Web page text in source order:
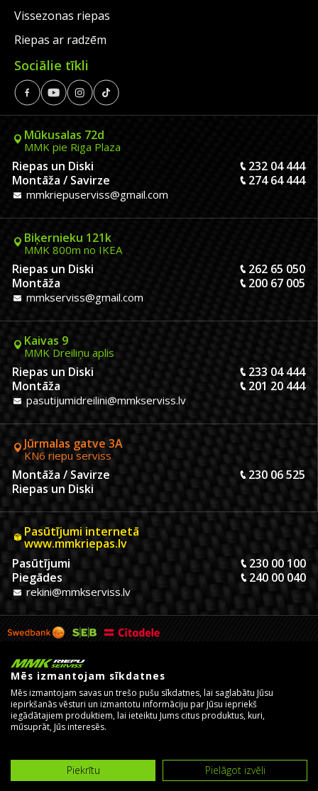
Vissezonas riepas
Riepas ar radzēm
Sociālie tīkli
Mūkusalas 72d
MMK pie Riga Plaza
Riepas un Diski
232 04 444
Montāža / Savirze
274 64 444
mmkriepuserviss@gmail.com
Biķernieku 121k
MMK 800m no IKEA
Riepas un Diski
262 65 050
Montāža
200 67 005
mmkserviss@gmail.com
Kaivas 9
MMK Dreiliņu aplis
Riepas un Diski
233 04 444
Montāža
201 20 444
pasutijumidreilini@mmkserviss.lv
Jūrmalas gatve 3A
KN6 riepu serviss
Montāža / Savirze
230 06 525
Riepas un Diski
Pasūtījumi internetā
www.mmkriepas.lv
Pasūtījumi
230 00 100
Piegādes
240 00 040
rekini@mmkserviss.lv
Izstrādāja un uztur
eComStrive digitālā aģentūra
Mēs izmantojam sīkdatnes
Mēs izmantojam savas un trešo pušu sīkdatnes, lai saglabātu Jūsu
iepirkšanās vēsturi un izmantotu informāciju par Jūsu iepriekš
iegādātajiem produktiem, lai ieteiktu Jums citus produktus, kuri,
mūsuprāt, Jūs interesēs.
Piekrītu Pielāgot izvēli